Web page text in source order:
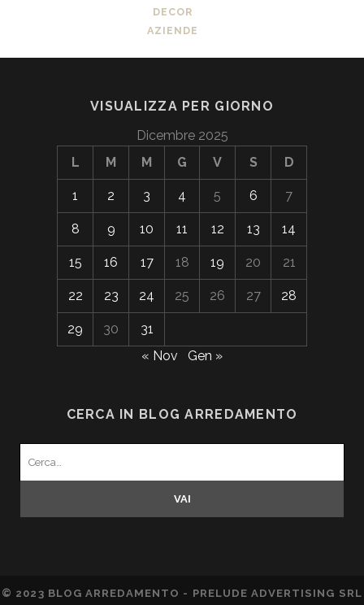
DECOR
AZIENDE
VISUALIZZA PER GIORNO
Dicembre 2025
L
M M G V S D
1 2 3 4 5 6 7
8 9 10 11 12 13 14
15 16 17 18 19 20 21
22 23 24 25 26 27 28
29 30
31
« Nov
Gen »
CERCA IN BLOG ARREDAMENTO
© 2023 BLOG ARREDAMENTO - PRELUDE ADVERTISING SRL